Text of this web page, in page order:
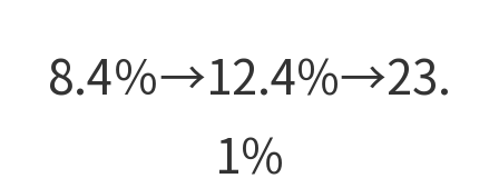
8.4％→12.4%→23.
1%